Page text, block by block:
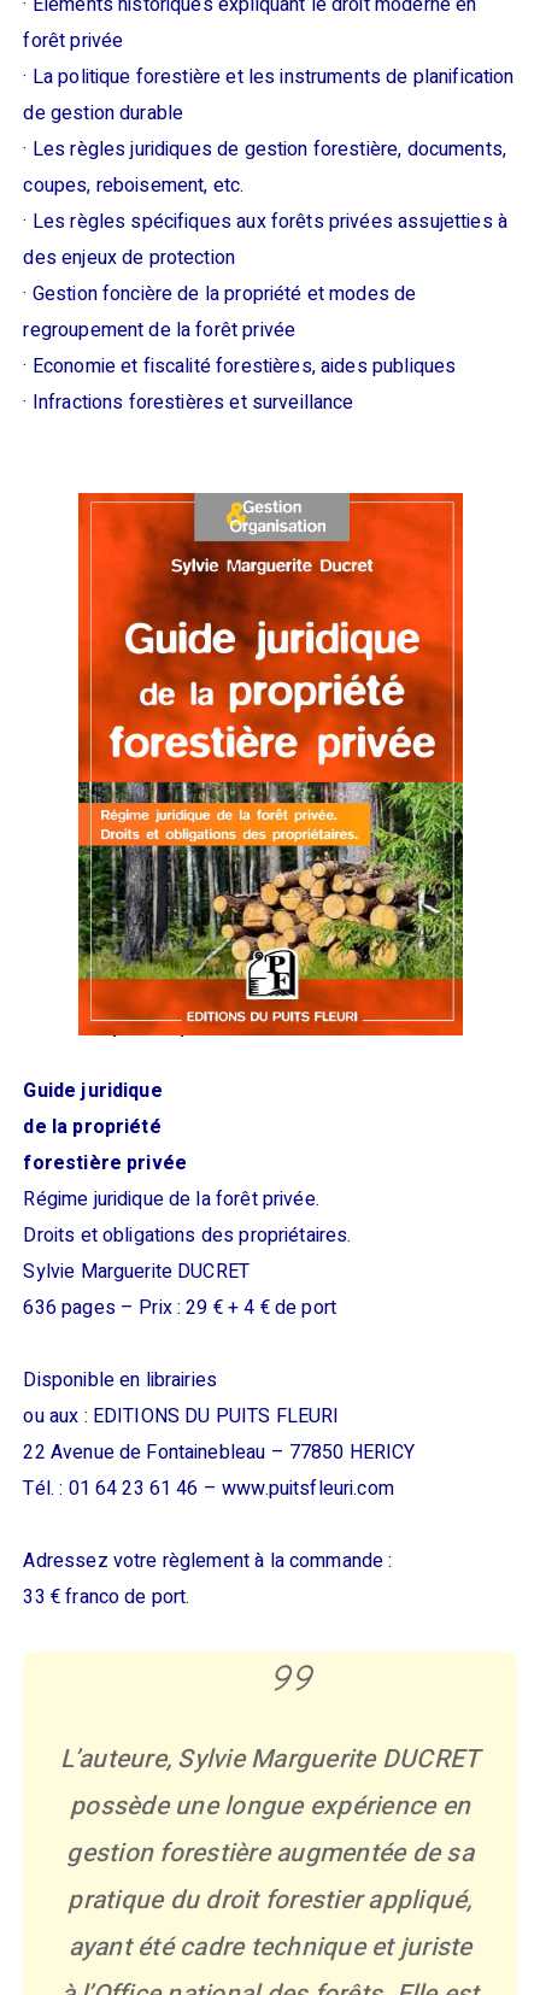
forêt privée
· La politique forestière et les instruments de planification
de gestion durable
· Les règles juridiques de gestion forestière, documents,
coupes, reboisement, etc.
· Les règles spécifiques aux forêts privées assujetties à
des enjeux de protection
· Gestion foncière de la propriété et modes de
regroupement de la forêt privée
· Economie et fiscalité forestières, aides publiques
· Infractions forestières et surveillance
Guide juridique
de la propriété
forestière privée
Régime juridique de la forêt privée.
Droits et obligations des propriétaires.
Sylvie Marguerite DUCRET
636 pages – Prix : 29 € + 4 € de port
Disponible en librairies
ou aux : EDITIONS DU PUITS FLEURI
22 Avenue de Fontainebleau – 77850 HERICY
Tél. : 01 64 23 61 46 – www.puitsfleuri.com
Adressez votre règlement à la commande :
33 € franco de port.
L’auteure, Sylvie Marguerite DUCRET
possède une longue expérience en
gestion forestière augmentée de sa
pratique du droit forestier appliqué,
ayant été cadre technique et juriste